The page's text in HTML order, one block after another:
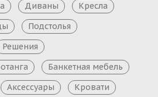
Диваны
Кресла
Подстолья
Решения
Банкетная мебель
Аксессуары Кровати